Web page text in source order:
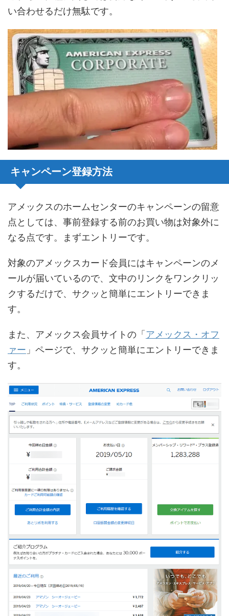
い合わせるだけ無駄です。
キャンペーン登録方法
アメックスのホームセンターのキャンペーンの留意
点としては、事前登録する前のお買い物は対象外に
なる点です。まずエントリーです。
対象のアメックスカード会員にはキャンペーンのメ
ールが届いているので、文中のリンクをワンクリッ
クするだけで、サクッと簡単にエントリーできま
す。
また、アメックス会員サイトの「 アメックス・オフ
ァー 」ページで、サクッと簡単にエントリーできま
す。